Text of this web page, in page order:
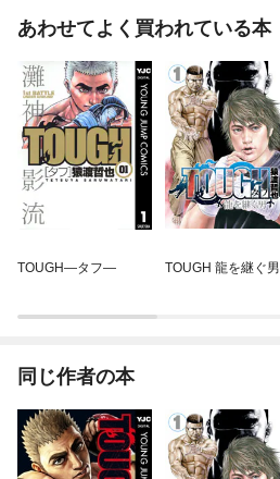
あわせてよく買われている本
TOUGH—タフ— TOUGH 龍を継ぐ男
同じ作者の本